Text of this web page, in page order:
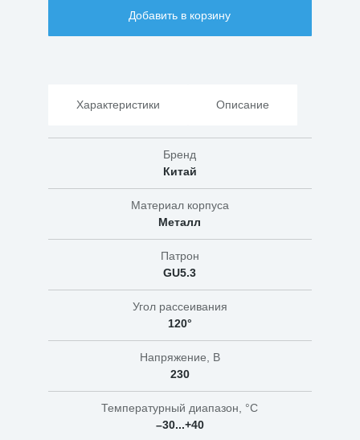
встраиваемый
MR16R-
JCDR
Добавить в корзину
Характеристики Описание
Бренд
Китай
Материал корпуса
Металл
Патрон
GU5.3
Угол рассеивания
120°
Напряжение, В
230
Температурный диапазон, °C
–30...+40